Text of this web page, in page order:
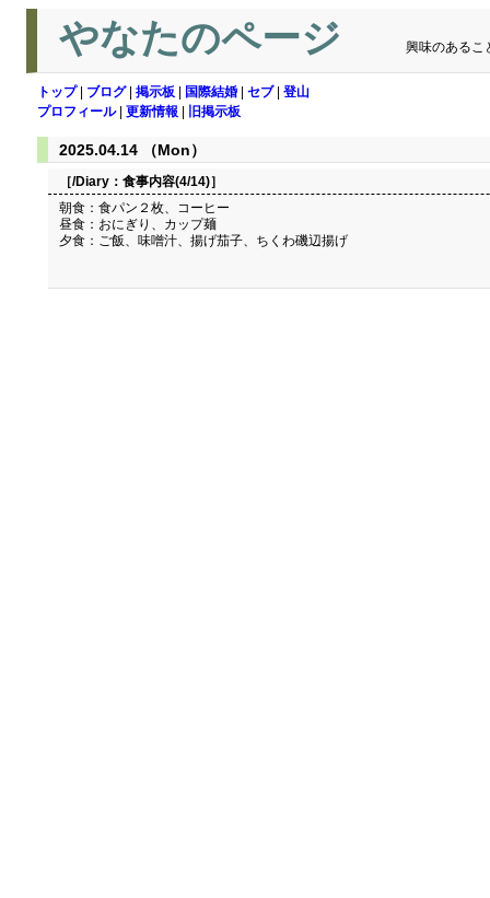
やなたのページ 興味のあるこ
トップ| ブログ| 掲示板 国際結婚 セブ| 登山
プロフィール| 更新情報 旧掲示板
2025.04.14 （Mon）
［/Diary： 食事内容(4/14)］
朝食：食パン２枚、コーヒー
昼食：おにぎり、カップ麺
夕食：ご飯、味噌汁、揚げ茄子、ちくわ磯辺揚げ